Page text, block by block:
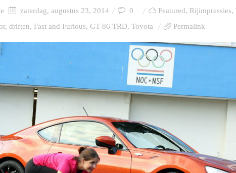
zaterdag, augustus 23, 2014 0 Featured, Rijimpressies,
, driften, Fast and Furious, GT-86 TRD, Toyota Permalink